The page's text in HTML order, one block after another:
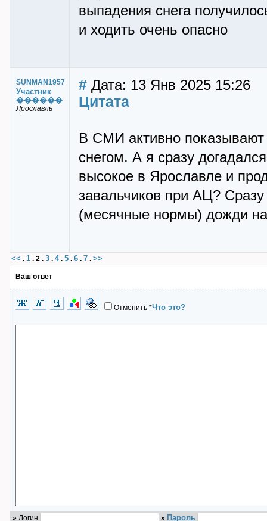
выпадения снега
и ходить очень опасно
SUNMAN1957
Участник
������
Ярославль
# Дата: 13 Янв 2025 15:26
Цитата
В СМИ активно показывают
снегом. А я сразу
высокое в Ярославле и
завальчиков при АЦ?
(месячные нормы) дожди
<< . 1 . 2 . 3 . 4. 5 . 6 . 7 . >>
Ваш ответ
Отменить *Что это?
» Логин » Пароль